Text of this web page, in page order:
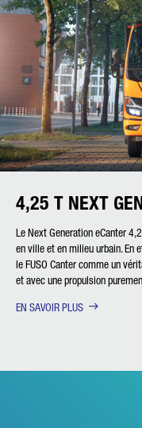
4,25 T NEXT
Le Next Generation eCanter
en ville et en milieu urbain. En
le FUSO Canter comme un
et avec une propulsion
EN SAVOIR PLUS